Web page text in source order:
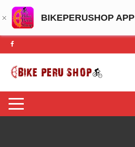
BIKEPERUSHOP APP
Saltar
al
contenido